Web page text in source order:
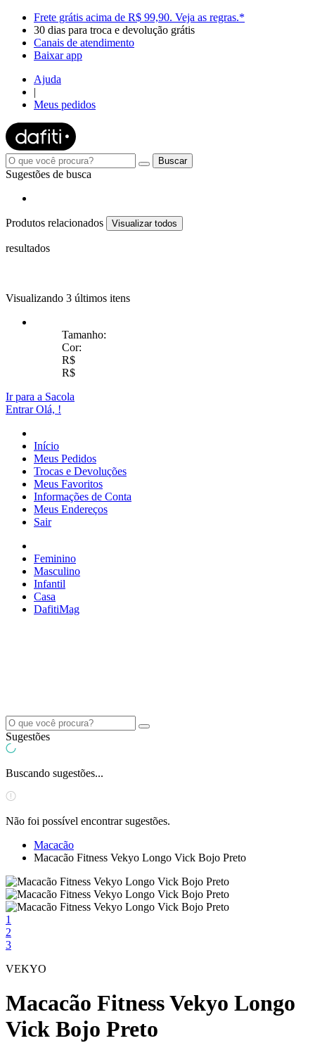
Frete grátis acima de R$ 99,90. Veja as regras.*
30 dias para troca e devolução grátis
Canais de atendimento
Baixar app
Ajuda
|
Meus pedidos
Sugestões de busca
Produtos relacionados Visualizar todos
resultados
Visualizando 3 últimos itens
Tamanho:
Cor:
R$
R$
Ir para a Sacola
EntrarOlá, !
Início
Meus Pedidos
Trocas e Devoluções
Meus Favoritos
Informações de Conta
Meus Endereços
Sair
Feminino
Masculino
Infantil
Casa
DafitiMag
Sugestões
Buscando sugestões...
Não foi possível encontrar sugestões.
Macacão
Macacão Fitness Vekyo Longo Vick Bojo Preto
1
2
3
VEKYO
Macacão Fitness Vekyo Longo
Vick Bojo Preto